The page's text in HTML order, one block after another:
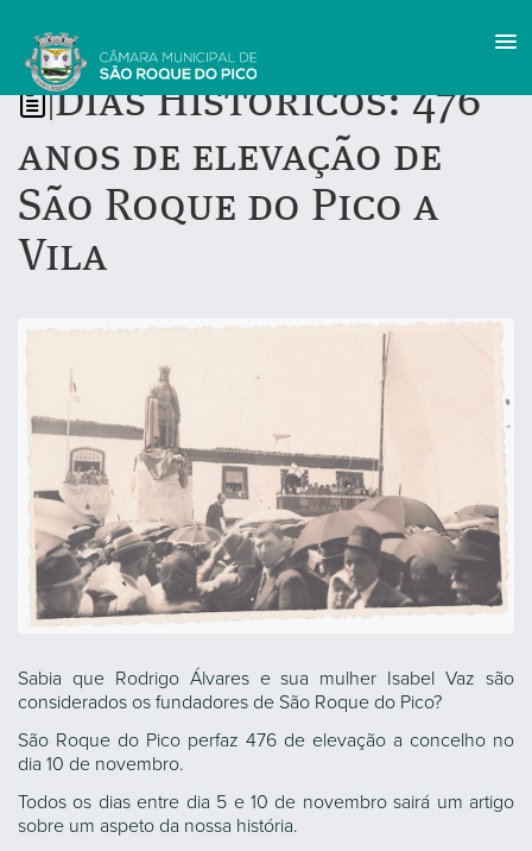
Dias Históricos: 476
anos de elevação de
São Roque do Pico a
Vila
Sabia que Rodrigo Álvares e sua mulher Isabel Vaz são
considerados os fundadores de São Roque do Pico?
São Roque do Pico perfaz 476 de elevação a concelho no
dia 10 de novembro.
Todos os dias entre dia 5 e 10 de novembro sairá um artigo
sobre um aspeto da nossa história.